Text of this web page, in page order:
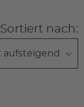
Sortiert nach: